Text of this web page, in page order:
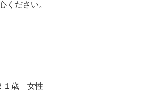
ください。
１歳 女性